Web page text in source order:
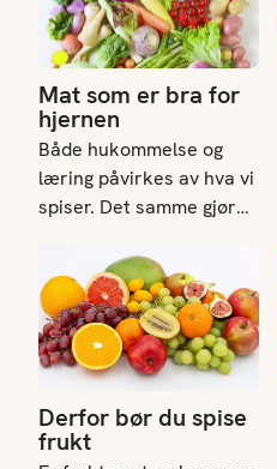
og spennende, og som
hele familien vil se frem
til.
Mat som er bra for
hjernen
Både hukommelse og
læring påvirkes av hva vi
spiser. Det samme gjør
riktig drivstoff, fungerer
du bedre.
Derfor bør du spise
frukt
Derfor bør du spise frukt